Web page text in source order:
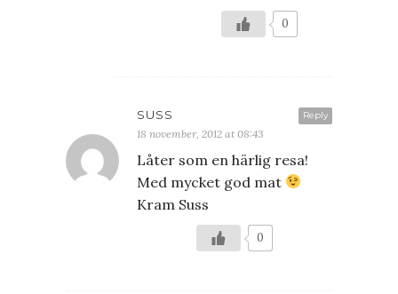
0
Reply
SUSS
18 november, 2012 at 08:43
Låter som en härlig resa!
Med mycket god mat
Kram Suss
0